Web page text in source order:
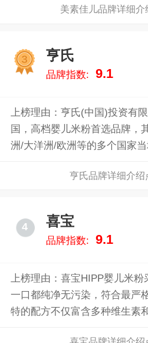
宝宝健康成长。美素佳儿品牌详细介
亨氏
品牌指数: 9.1
上榜理由：亨氏(中国)投资有
国，高档婴儿米粉首选品牌，
洲/大洋洲/欧洲等的多个国家
亨氏品牌详细介绍
4 喜宝
品牌指数: 9.1
上榜理由：喜宝HIPP婴儿米
一口都纯净无污染，符合最严
特的配方不仅富含多种维生素